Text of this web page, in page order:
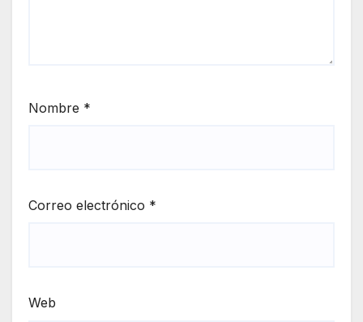
Nombre *
Correo electrónico *
Web